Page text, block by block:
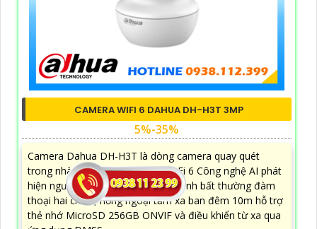
CAMERA WIFI 6 DAHUA DH-H3T 3MP
5%-35%
Camera Dahua DH-H3T là dòng camera quay quét
trong nhà 355° 3MP tích hợp Wi-Fi 6 Công nghệ AI phát
hiện người chuyển động và âm thanh bất thường đàm
thoại hai chiều, hồng ngoại tầm xa ban đêm 10m hỗ trợ
thẻ nhớ MicroSD 256GB ONVIF và điều khiển từ xa qua